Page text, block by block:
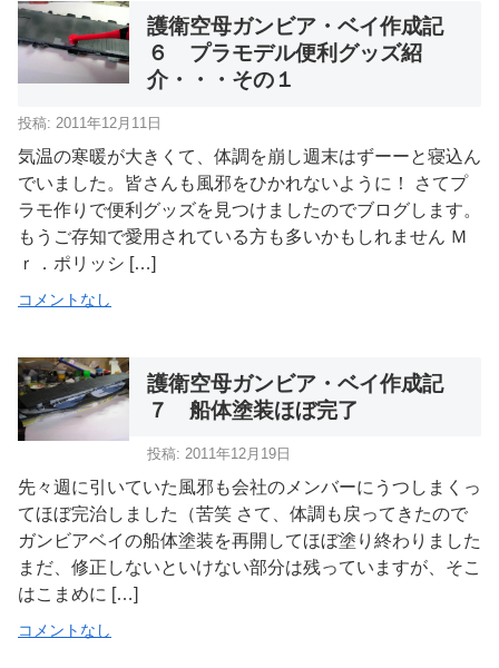
護衛空母ガンビア・ベイ作成記
６ プラモデル便利グッズ紹
介・・・その１
投稿: 2011年12月11日
気温の寒暖が大きくて、体調を崩し週末はずーーと寝込ん
でいました。皆さんも風邪をひかれないように！ さてプ
ラモ作りで便利グッズを見つけましたのでブログします。
もうご存知で愛用されている方も多いかもしれません Ｍ
ｒ．ポリッシ […]
コメントなし
護衛空母ガンビア・ベイ作成記
７ 船体塗装ほぼ完了
投稿: 2011年12月19日
先々週に引いていた風邪も会社のメンバーにうつしまくっ
てほぼ完治しました（苦笑 さて、体調も戻ってきたので
ガンビアベイの船体塗装を再開してほぼ塗り終わりました
まだ、修正しないといけない部分は残っていますが、そこ
はこまめに […]
コメントなし